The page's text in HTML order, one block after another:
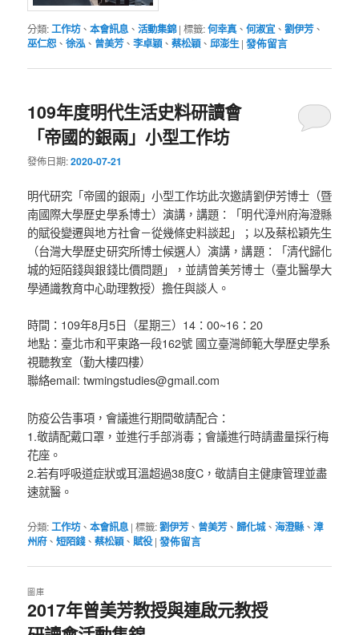
分類:工作坊、本會訊息 、活動集錦 |標籤:何幸真、何淑宜 、劉伊芳、
巫仁恕 、徐泓、 曾美芳、李卓穎、蔡松穎、邱澎生 |發佈留言
109年度明代生活史料研讀會
「帝國的銀兩」小型工作坊
發佈日期:2020-07-21
明代研究「帝國的銀兩」小型工作坊此次邀請劉伊芳博士（暨
南國際大學歷史學系博士）演講，講題：「明代漳州府海澄縣
的賦役變遷與地方社會－從幾條史料談起」；以及蔡松穎先生
（台灣大學歷史研究所博士候選人）演講，講題：「清代歸化
城的短陌錢與銀錢比價問題」，並請曾美芳博士（臺北醫學大
學通識教育中心助理教授）擔任與談人。
時間：109年8月5日（星期三）14：00~16：20
地點：臺北市和平東路一段162號 國立臺灣師範大學歷史學系
視聽教室（勤大樓四樓）
聯絡email: twmingstudies@gmail.com
防疫公告事項，會議進行期間敬請配合：
1.敬請配戴口罩，並進行手部消毒；會議進行時請盡量採行梅
花座。
2.若有呼吸道症狀或耳溫超過38度C，敬請自主健康管理並盡
速就醫。
分類:工作坊、本會訊息 |標籤:劉伊芳、 曾美芳、 歸化城、海澄縣、漳
州府、短陌錢、蔡松穎、 賦役 |發佈留言
2017年曾美芳教授與連啟元教授
圖庫